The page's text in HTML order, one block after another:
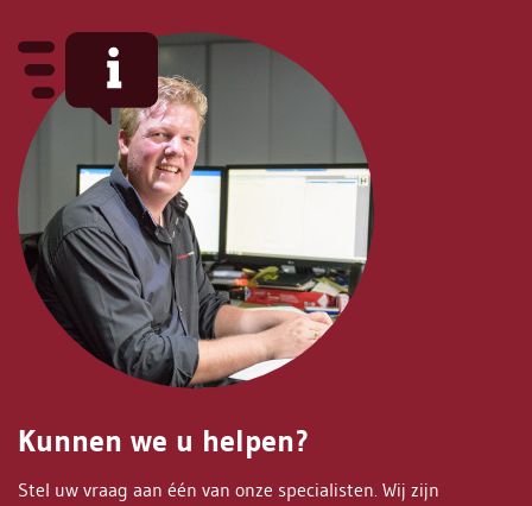
Kunnen we u helpen?
Stel uw vraag aan één van onze specialisten. Wij zijn